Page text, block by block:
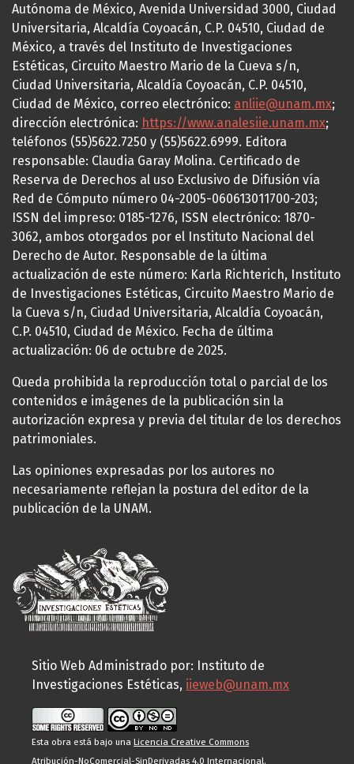
Autónoma de México, Avenida Universidad 3000, Ciudad
Universitaria, Alcaldía Coyoacán, C.P. 04510, Ciudad de
México, a través del Instituto de Investigaciones
Estéticas, Circuito Maestro Mario de la Cueva s/n,
Ciudad Universitaria, Alcaldía Coyoacán, C.P. 04510,
Ciudad de México, correo electrónico: anliie@unam.mx;
dirección electrónica: https://www.analesiie.unam.mx;
teléfonos (55)5622.7250 y (55)5622.6999. Editora
responsable: Claudia Garay Molina. Certificado de
Reserva de Derechos al uso Exclusivo de Difusión vía
Red de Cómputo número 04-2005-060613011700-203;
ISSN del impreso: 0185-1276, ISSN electrónico: 1870-
3062, ambos otorgados por el Instituto Nacional del
Derecho de Autor. Responsable de la última
actualización de este número: Karla Richterich, Instituto
de Investigaciones Estéticas, Circuito Maestro Mario de
la Cueva s/n, Ciudad Universitaria, Alcaldía Coyoacán,
C.P. 04510, Ciudad de México. Fecha de última
actualización: 06 de octubre de 2025.
Queda prohibida la reproducción total o parcial de los
contenidos e imágenes de la publicación sin la
autorización expresa y previa del titular de los derechos
patrimoniales.
Las opiniones expresadas por los autores no
necesariamente reflejan la postura del editor de la
publicación de la UNAM.
Sitio Web Administrado por: Instituto de
Investigaciones Estéticas, iieweb@unam.mx
Esta obra está bajo una Licencia Creative Commons
Atribución-NoComercial-SinDerivadas 4.0 Internacional.